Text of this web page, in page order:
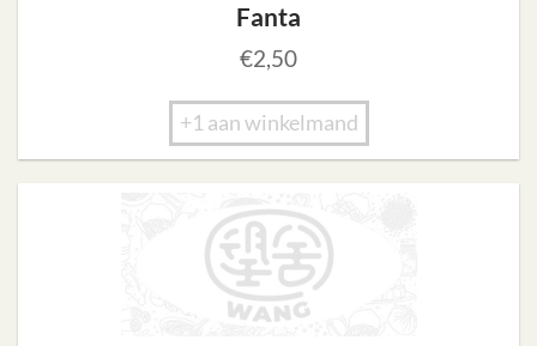
Fanta
€2,50
+1 aan winkelmand